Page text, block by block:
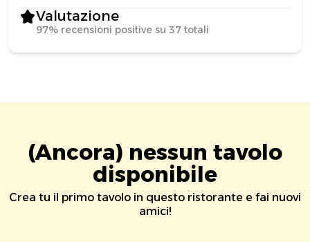
Valutazione
97% recensioni positive su 37 totali
(Ancora) nessun tavolo
disponibile
Crea tu il primo tavolo in questo ristorante e fai nuovi
amici!